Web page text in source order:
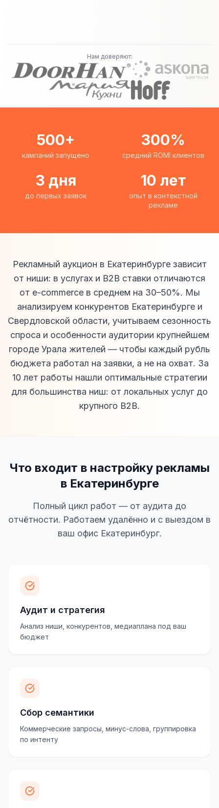
Нам доверяют:
500+
кампаний запущено
300%
средний ROMI клиентов
3 дня
до первых заявок
10 лет
опыт в контекстной
рекламе
Рекламный аукцион в Екатеринбурге зависит
от ниши: в услугах и B2B ставки отличаются
от e-commerce в среднем на 30–50%. Мы
анализируем конкурентов Екатеринбурге и
Свердловской области, учитываем сезонность
спроса и особенности аудитории крупнейшем
городе Урала жителей — чтобы каждый рубль
бюджета работал на заявки, а не на охват. За
10 лет работы нашли оптимальные стратегии
для большинства ниш: от локальных услуг до
крупного B2B.
Что входит в настройку рекламы
в Екатеринбурге
Полный цикл работ — от аудита до
отчётности. Работаем удалённо и с выездом в
ваш офис Екатеринбург.
Аудит и стратегия
Анализ ниши, конкурентов, медиаплана под ваш
бюджет
Сбор семантики
Коммерческие запросы, минус-слова, группировка
по интенту